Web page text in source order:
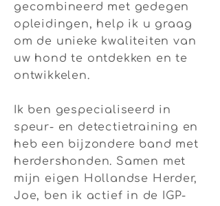
gecombineerd met gedegen
opleidingen, help ik u graag
om de unieke kwaliteiten van
uw hond te ontdekken en te
ontwikkelen.
Ik ben gespecialiseerd in
speur- en detectietraining en
heb een bijzondere band met
herdershonden. Samen met
mijn eigen Hollandse Herder,
Joe, ben ik actief in de IGP-